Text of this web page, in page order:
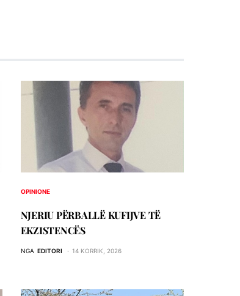
OPINIONE
NJERIU PЁRBALLЁ KUFIJVE TЁ
EKZISTENCЁS
NGA EDITORI 14 KORRIK, 2026